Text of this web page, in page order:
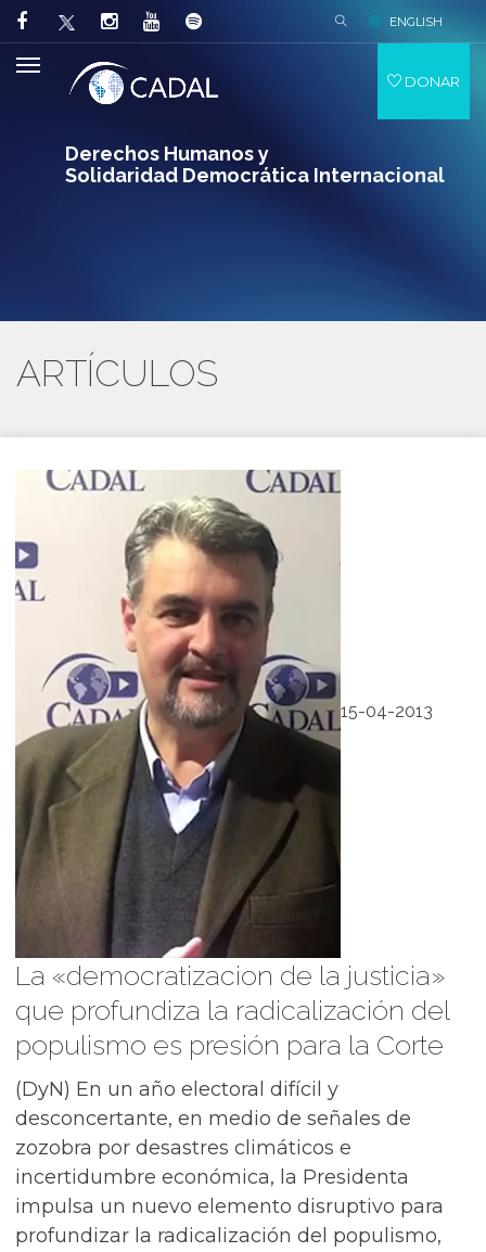
Derechos Humanos y
Solidaridad Democrática Internacional
ENGLISH
DONAR
ARTÍCULOS
15-04-2013
La «democratizacion de la justicia»
que profundiza la radicalización del
populismo es presión para la Corte
(DyN) En un año electoral difícil y
desconcertante, en medio de señales de
zozobra por desastres climáticos e
incertidumbre económica, la Presidenta
impulsa un nuevo elemento disruptivo para
profundizar la radicalización del populismo,